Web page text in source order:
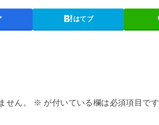
はてブ
せん。 ※ が付いている欄は必須項目です